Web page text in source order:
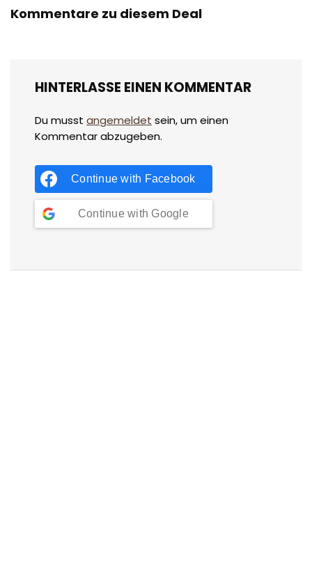
Kommentare zu diesem Deal
HINTERLASSE EINEN KOMMENTAR
Du musst angemeldet sein, um einen
Kommentar abzugeben.
Continue with Facebook
Continue with Google